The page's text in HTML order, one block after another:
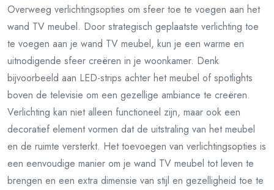
Overweeg verlichtingsopties om sfeer toe te voegen aan het
wand TV meubel. Door strategisch geplaatste verlichting toe
te voegen aan je wand TV meubel, kun je een warme en
uitnodigende sfeer creëren in je woonkamer. Denk
bijvoorbeeld aan LED-strips achter het meubel of spotlights
boven de televisie om een gezellige ambiance te creëren.
Verlichting kan niet alleen functioneel zijn, maar ook een
decoratief element vormen dat de uitstraling van het meubel
en de ruimte versterkt. Het toevoegen van verlichtingsopties is
een eenvoudige manier om je wand TV meubel tot leven te
brengen en een extra dimensie van stijl en gezelligheid toe te